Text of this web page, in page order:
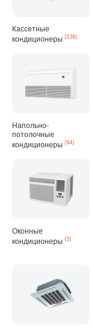
Кассетные
кондиционеры (138)
Напольно-
потолочные
кондиционеры (94)
Оконные
кондиционеры (3)